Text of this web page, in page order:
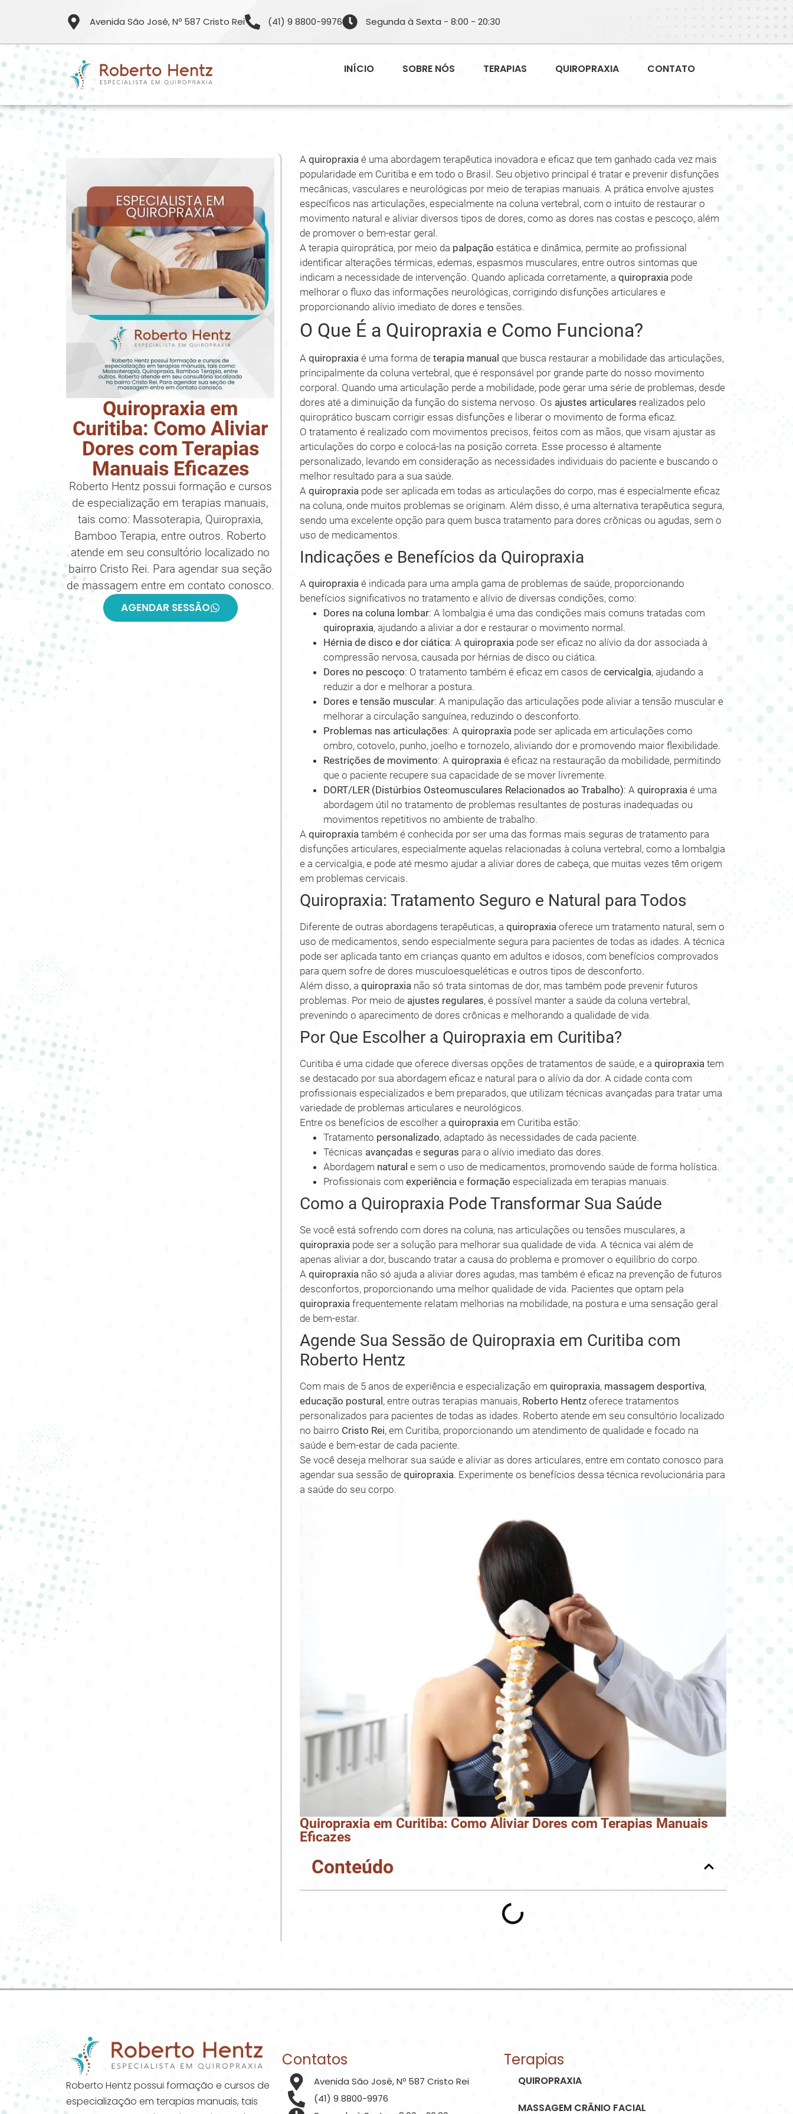
Avenida São José, Nº 587 Cristo Rei (41) 9 8800-9976 Segunda à Sexta - 8:00 - 20:30
INÍCIO SOBRE NÓS TERAPIAS QUIROPRAXIA CONTATO
Quiropraxia em
Curitiba: Como Aliviar
Dores com Terapias
Manuais Eficazes
Roberto Hentz possui formação e cursos
de especialização em terapias manuais,
tais como: Massoterapia, Quiropraxia,
Bamboo Terapia, entre outros. Roberto
atende em seu consultório localizado no
bairro Cristo Rei. Para agendar sua seção
de massagem entre em contato conosco.
AGENDAR SESSÃO
Aquiropraxia é uma abordagem terapêutica inovadora e eficaz que tem ganhado cada vez mais
popularidade em Curitiba e em todo o Brasil. Seu objetivo principal é tratar e prevenir disfunções
mecânicas, vasculares e neurológicas por meio de terapias manuais. A prática envolve ajustes
específicos nas articulações, especialmente na coluna vertebral, com o intuito de restaurar o
movimento natural e aliviar diversos tipos de dores, como as dores nas costas e pescoço, além
de promover o bem-estar geral.
A terapia quiroprática, por meio da palpação estática e dinâmica, permite ao profissional
identificar alterações térmicas, edemas, espasmos musculares, entre outros sintomas que
indicam a necessidade de intervenção. Quando aplicada corretamente, aquiropraxia pode
melhorar o fluxo das informações neurológicas, corrigindo disfunções articulares e
proporcionando alívio imediato de dores e tensões.
O Que É a Quiropraxia e Como Funciona?
Aquiropraxia é uma forma deterapia manual que busca restaurar a mobilidade das articulações,
principalmente da coluna vertebral, que é responsável por grande parte do nosso movimento
corporal. Quando uma articulação perde a mobilidade, pode gerar uma série de problemas, desde
dores até a diminuição da função do sistema nervoso. Os ajustes articulares realizados pelo
quiroprático buscam corrigir essas disfunções e liberar o movimento de forma eficaz.
O tratamento é realizado com movimentos precisos, feitos com as mãos, que visam ajustar as
articulações do corpo e colocá-las na posição correta. Esse processo é altamente
personalizado, levando em consideração as necessidades individuais do paciente e buscando o
melhor resultado para a sua saúde.
Aquiropraxia pode ser aplicada em todas as articulações do corpo, mas é especialmente eficaz
na coluna, onde muitos problemas se originam. Além disso, é uma alternativa terapêutica segura,
sendo uma excelente opção para quem busca tratamento para dores crônicas ou agudas, sem o
uso de medicamentos.
Indicações e Benefícios da Quiropraxia
Aquiropraxia é indicada para uma ampla gama de problemas de saúde, proporcionando
benefícios significativos no tratamento e alívio de diversas condições, como:
Dores na coluna lombar: A lombalgia é uma das condições mais comuns tratadas com
quiropraxia, ajudando a aliviar a dor e restaurar o movimento normal.
Hérnia de disco e dor ciática: Aquiropraxia pode ser eficaz no alívio da dor associada à
compressão nervosa, causada por hérnias de disco ou ciática.
Dores no pescoço: O tratamento também é eficaz em casos decervicalgia, ajudando a
reduzir a dor e melhorar a postura.
Dores e tensão muscular: A manipulação das articulações pode aliviar a tensão muscular e
melhorar a circulação sanguínea, reduzindo o desconforto.
Problemas nas articulações: Aquiropraxia pode ser aplicada em articulações como
ombro, cotovelo, punho, joelho e tornozelo, aliviando dor e promovendo maior flexibilidade.
Restrições de movimento: Aquiropraxia é eficaz na restauração da mobilidade, permitindo
que o paciente recupere sua capacidade de se mover livremente.
DORT/LER (Distúrbios Osteomusculares Relacionados ao Trabalho): Aquiropraxia é uma
abordagem útil no tratamento de problemas resultantes de posturas inadequadas ou
movimentos repetitivos no ambiente de trabalho.
Aquiropraxia também é conhecida por ser uma das formas mais seguras de tratamento para
disfunções articulares, especialmente aquelas relacionadas à coluna vertebral, como a lombalgia
e a cervicalgia, e pode até mesmo ajudar a aliviar dores de cabeça, que muitas vezes têm origem
em problemas cervicais.
Quiropraxia: Tratamento Seguro e Natural para Todos
Diferente de outras abordagens terapêuticas, aquiropraxia oferece um tratamento natural, sem o
uso de medicamentos, sendo especialmente segura para pacientes de todas as idades. A técnica
pode ser aplicada tanto em crianças quanto em adultos e idosos, com benefícios comprovados
para quem sofre de dores musculoesqueléticas e outros tipos de desconforto.
Além disso, aquiropraxia não só trata sintomas de dor, mas também pode prevenir futuros
problemas. Por meio de ajustes regulares, é possível manter a saúde da coluna vertebral,
prevenindo o aparecimento de dores crônicas e melhorando a qualidade de vida.
Por Que Escolher a Quiropraxia em Curitiba?
Curitiba é uma cidade que oferece diversas opções de tratamentos de saúde, e aquiropraxia tem
se destacado por sua abordagem eficaz e natural para o alívio da dor. A cidade conta com
profissionais especializados e bem preparados, que utilizam técnicas avançadas para tratar uma
variedade de problemas articulares e neurológicos.
Entre os benefícios de escolher aquiropraxia em Curitiba estão:
Tratamento personalizado, adaptado às necessidades de cada paciente.
Técnicas avançadas eseguras para o alívio imediato das dores.
Abordagem natural e sem o uso de medicamentos, promovendo saúde de forma holística.
Profissionais comexperiência eformação especializada em terapias manuais.
Como a Quiropraxia Pode Transformar Sua Saúde
Se você está sofrendo com dores na coluna, nas articulações ou tensões musculares, a
quiropraxia pode ser a solução para melhorar sua qualidade de vida. A técnica vai além de
apenas aliviar a dor, buscando tratar a causa do problema e promover o equilíbrio do corpo.
Aquiropraxia não só ajuda a aliviar dores agudas, mas também é eficaz na prevenção de futuros
desconfortos, proporcionando uma melhor qualidade de vida. Pacientes que optam pela
quiropraxia frequentemente relatam melhorias na mobilidade, na postura e uma sensação geral
de bem-estar.
Agende Sua Sessão de Quiropraxia em Curitiba com
Roberto Hentz
Com mais de 5 anos de experiência e especialização emquiropraxia, massagem desportiva,
educação postural, entre outras terapias manuais, Roberto Hentz oferece tratamentos
personalizados para pacientes de todas as idades. Roberto atende em seu consultório localizado
no bairro Cristo Rei, em Curitiba, proporcionando um atendimento de qualidade e focado na
saúde e bem-estar de cada paciente.
Se você deseja melhorar sua saúde e aliviar as dores articulares, entre em contato conosco para
agendar sua sessão dequiropraxia. Experimente os benefícios dessa técnica revolucionária para
a saúde do seu corpo.
Quiropraxia em Curitiba: Como Aliviar Dores com Terapias Manuais
Eficazes
Conteúdo
Roberto Hentz possui formação e cursos de
especialização em terapias manuais, tais
Contatos
Avenida São José, Nº 587 Cristo Rei
(41) 9 8800-9976
Terapias
QUIROPRAXIA
MASSAGEM CRÂNIO FACIAL